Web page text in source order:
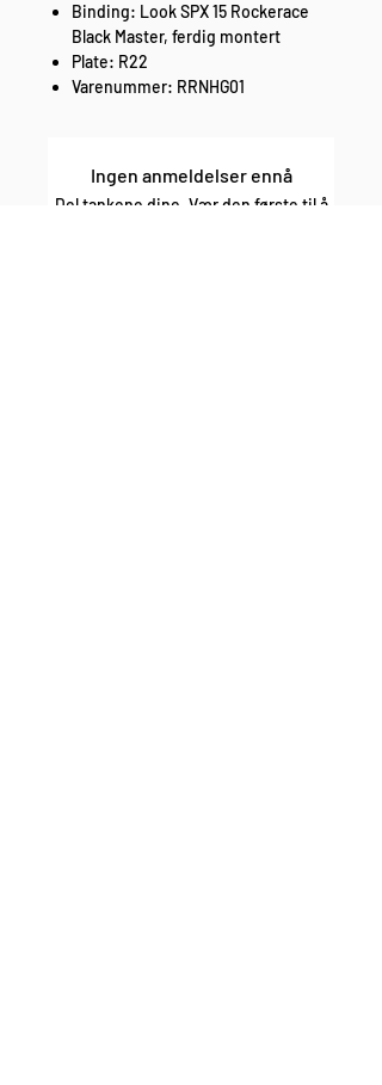
Binding: Look SPX 15 Rockerace
Black Master, ferdig montert
Plate: R22
Varenummer: RRNHG01
Ingen anmeldelser ennå
Del tankene dine. Vær den første til å